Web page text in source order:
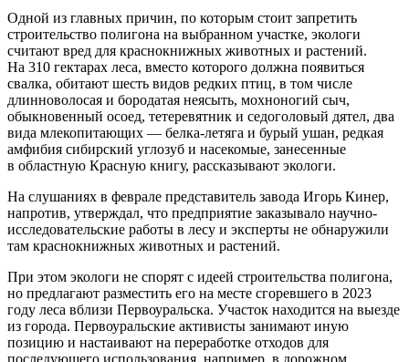
Одной из главных причин, по которым стоит запретить
строительство полигона на выбранном участке, экологи
считают вред для краснокнижных животных и растений.
На 310 гектарах леса, вместо которого должна появиться
свалка, обитают шесть видов редких птиц, в том числе
длинноволосая и бородатая неясыть, мохноногий сыч,
обыкновенный осоед, тетеревятник и седоголовый дятел, два
вида млекопитающих — белка-летяга и бурый ушан, редкая
амфибия сибирский углозуб и насекомые, занесенные
в областную Красную книгу, рассказывают экологи.
На слушаниях в феврале представитель завода Игорь Кинер,
напротив, утверждал, что предприятие заказывало научно-
исследовательские работы в лесу и эксперты не обнаружили
там краснокнижных животных и растений.
При этом экологи не спорят с идеей строительства полигона,
но предлагают разместить его на месте сгоревшего в 2023
году леса вблизи Первоуральска. Участок находится на выезде
из города. Первоуральские активисты занимают иную
позицию и настаивают на переработке отходов для